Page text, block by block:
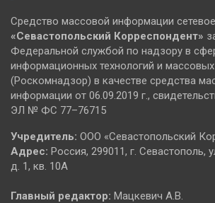
Средство массовой информации
«Севастопольский Корреспондент»
Федеральной службой по надзору в
информационных технологий и
(Роскомнадзор) в качестве средства
информации от 06.09.2019 г.,
ЭЛ № ФС 77–76715
Учредитель: ООО «Севастопольский
Адрес: Россия, 299011, г. Севастополь,
д. 1, кв. 10А
Главный редактор: Мацкевич А.В.